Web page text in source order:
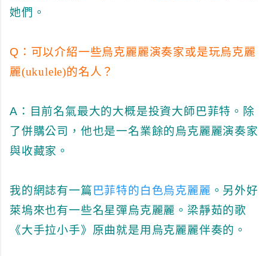
她們。
Q： 可以介紹一些烏克麗麗演奏家或是玩烏克麗
麗(ukulele)的名人？
A： 目前名氣最大的大概是投資大師巴菲特。除
了併購公司，他也是一名業餘的烏克麗麗演奏家
與收藏家。
我的網誌有一篇巴菲特的白色烏克麗麗 。另外好
萊塢來也有一些名星彈烏克麗麗。梁靜茹的歌
《大手拉小手》原曲就是用烏克麗麗伴奏的。